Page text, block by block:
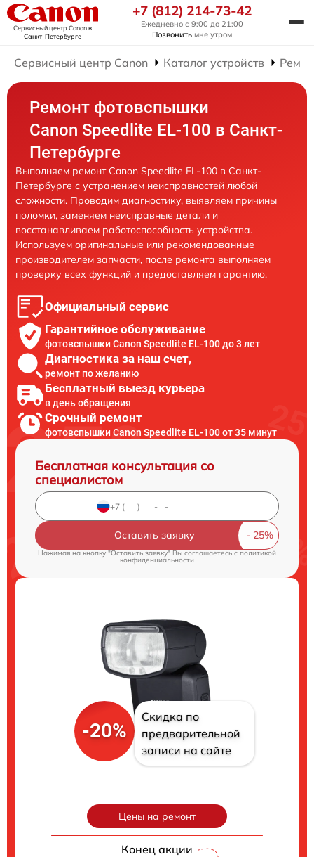
Сервисный центр Canonв
Санкт-Петербурге
+7 (812) 214-73-42
Ежедневно с 9:00 до 21:00
Позвонить мне утром
Сервисный центр Canon Каталог устройств
Ремонт фотовспышки
Canon Speedlite EL-100 в Санкт-
Петербурге
Выполняем ремонт Canon Speedlite EL-100 в Санкт-
Петербурге с устранением неисправностей любой
сложности. Проводим диагностику, выявляем причины
поломки, заменяем неисправные детали и
восстанавливаем работоспособность устройства.
Используем оригинальные или рекомендованные
производителем запчасти, после ремонта выполняем
проверку всех функций и предоставляем гарантию.
Официальный сервис
Гарантийное обслуживание
фотовспышки Canon Speedlite EL-100 до 3 лет
Диагностика за наш счет,
ремонт по желанию
Бесплатный выезд курьера
в день обращения
Срочный ремонт
фотовспышки Canon Speedlite EL-100 от 35 минут
Бесплатная консультация со
специалистом
Оставить заявку
Нажимая на кнопку "Оставить заявку" Вы соглашаетесь cполитикой
конфиденциальности
-20%
Скидка по
предварительной
записи на сайте
Цены на ремонт
Конец акции